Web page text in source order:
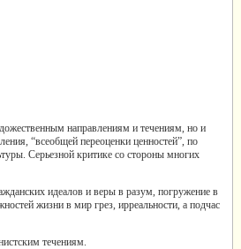
направлениям и течениям, но и
“всеобщей переоценки ценностей”, по
Серьезной критике со стороны многих
идеалов и веры в разум, погружение в
жизни в мир грез, ирреальности, а подчас
течениям.